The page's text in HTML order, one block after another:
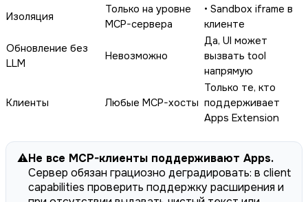
Изоляция
Только на уровне
MCP-сервера
• Sandbox iframe в
клиенте
Обновление без
LLM
Невозможно
Да, UI может
вызвать tool
напрямую
Клиенты Любые MCP-хосты
Только те, кто
поддерживает
Apps Extension
⚠️Не все MCP-клиенты поддерживают Apps.
Сервер обязан грациозно деградировать: в client
capabilities проверить поддержку расширения и